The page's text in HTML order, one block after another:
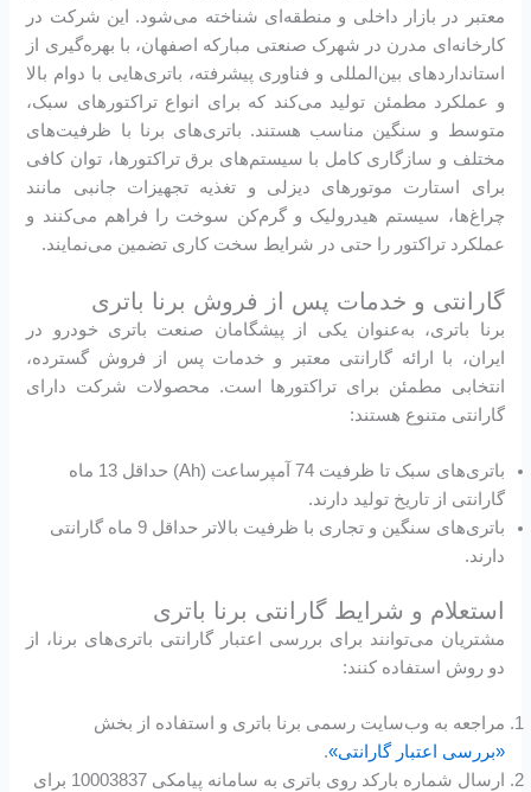
معتبر در بازار داخلی و منطقه‌ای شناخته می‌شود. این شرکت در
کارخانه‌ای مدرن در شهرک صنعتی مبارکه اصفهان، با بهره‌گیری از
استانداردهای بین‌المللی و فناوری پیشرفته، باتری‌هایی با دوام بالا
و عملکرد مطمئن تولید می‌کند که برای انواع تراکتورهای سبک،
متوسط و سنگین مناسب هستند. باتری‌های برنا با ظرفیت‌های
مختلف و سازگاری کامل با سیستم‌های برق تراکتورها، توان کافی
برای استارت موتورهای دیزلی و تغذیه تجهیزات جانبی مانند
چراغ‌ها، سیستم هیدرولیک و گرم‌کن سوخت را فراهم می‌کنند و
عملکرد تراکتور را حتی در شرایط سخت کاری تضمین می‌نمایند.
گارانتی و خدمات پس از فروش برنا باتری
برنا باتری، به‌عنوان یکی از پیشگامان صنعت باتری خودرو در
ایران، با ارائه گارانتی معتبر و خدمات پس از فروش گسترده،
انتخابی مطمئن برای تراکتورها است. محصولات شرکت دارای
گارانتی متنوع هستند:
باتری‌های سبک تا ظرفیت 74 آمپرساعت (Ah) حداقل 13 ماه
گارانتی از تاریخ تولید دارند.
باتری‌های سنگین و تجاری با ظرفیت بالاتر حداقل 9 ماه گارانتی
دارند.
استعلام و شرایط گارانتی برنا باتری
مشتریان می‌توانند برای بررسی اعتبار گارانتی باتری‌های برنا، از
دو روش استفاده کنند:
مراجعه به وب‌سایت رسمی برنا باتری و استفاده از بخش
«بررسی اعتبار گارانتی».
ارسال شماره بارکد روی باتری به سامانه پیامکی 10003837 برای